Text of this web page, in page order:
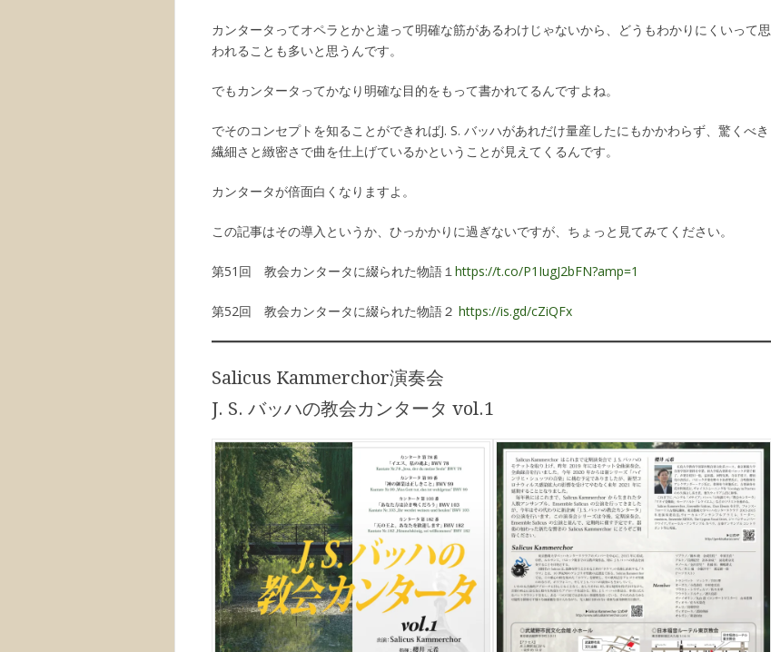
カンタータってオペラとかと違って明確な筋があるわけじゃないから、どうもわかりにくいって思
われることも多いと思うんです。
でもカンタータってかなり明確な目的をもって書かれてるんですよね。
でそのコンセプトを知ることができればJ. S. バッハがあれだけ量産したにもかかわらず、驚くべき
繊細さと緻密さで曲を仕上げているかということが見えてくるんです。
カンタータが倍面白くなりますよ。
この記事はその導入というか、ひっかかりに過ぎないですが、ちょっと見てみてください。
第51回 教会カンタータに綴られた物語１https://t.co/P1IugJ2bFN?amp=1
第52回 教会カンタータに綴られた物語２ https://is.gd/cZiQFx
Salicus Kammerchor演奏会
J. S. バッハの教会カンタータ vol.1